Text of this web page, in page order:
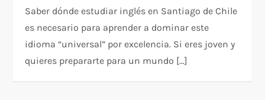
Saber dónde estudiar inglés en Santiago de Chile
es necesario para aprender a dominar este
idioma “universal” por excelencia. Si eres joven y
quieres prepararte para un mundo […]